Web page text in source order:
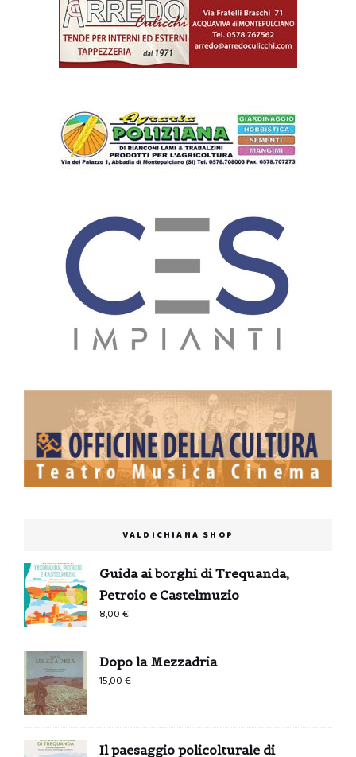
VALDICHIANA SHOP
Guida ai borghi di Trequanda,
Petroio e Castelmuzio
8,00€
Dopo la Mezzadria
15,00€
Il paesaggio policolturale di